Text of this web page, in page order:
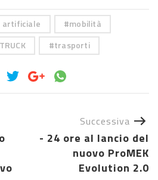
artificiale
mobilità
trasporti
Successiva
- 24 ore al lancio del
nuovo ProMEK
Evolution 2.0